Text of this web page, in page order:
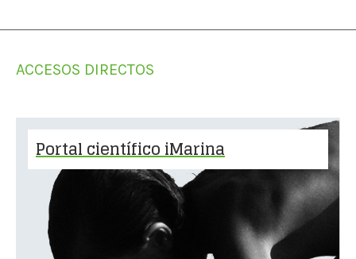
ACCESOS DIRECTOS
Portal científico iMarina